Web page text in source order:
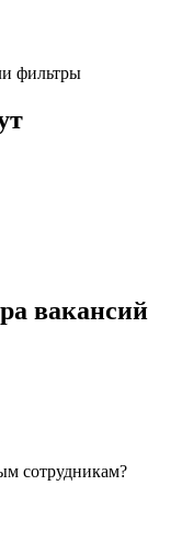
фильтры
вакансий
сотрудникам?